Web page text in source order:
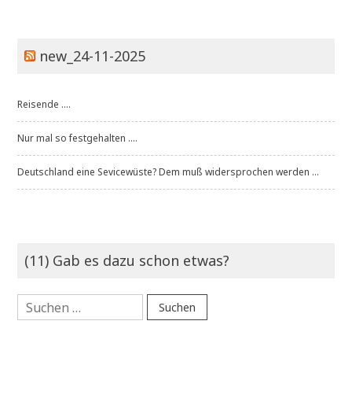
new_24-11-2025
Reisende ....
Nur mal so festgehalten ....
Deutschland eine Sevicewüste? Dem muß widersprochen werden ...
(11) Gab es dazu schon etwas?
Suchen
nach: